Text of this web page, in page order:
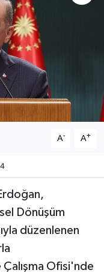
A- A+
Dönüşüm
düzenlenen
Çalışma Ofisi'nde